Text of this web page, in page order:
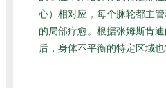
心）相对应，每个脉轮都主
的局部疗愈。根据张姆斯肯
后，身体不平衡的特定区域也